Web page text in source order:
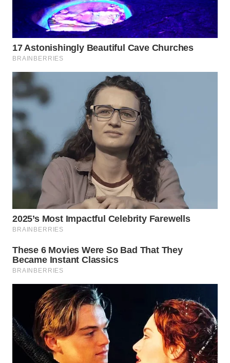
WN
TAPANULI
UTARA
WN
SAMOSIR
WN
PADANG
LAWAS
SUMEDANG
CIANJUR
WN
KEPULAUAN
WN
TANGERANG
BINJAI
WN
CIREBON